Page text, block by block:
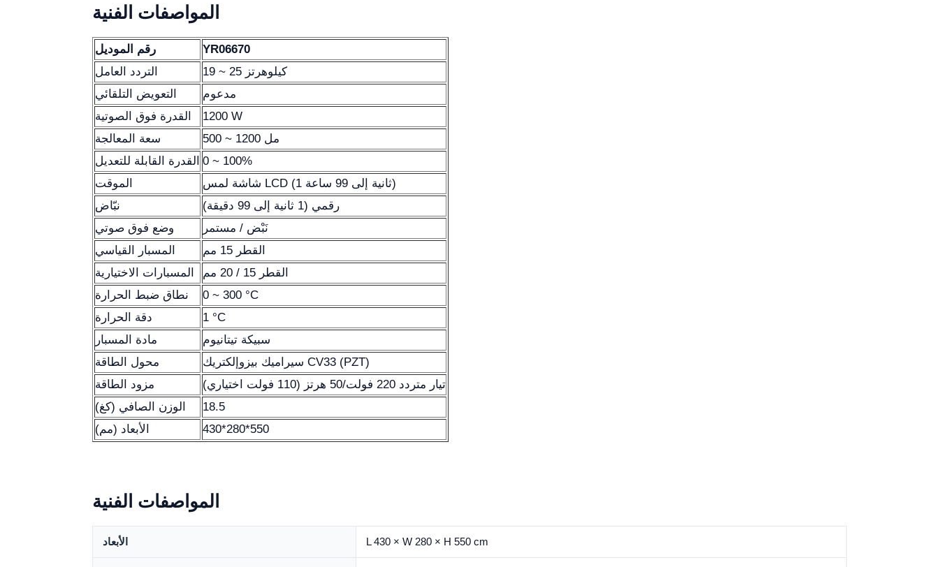
المواصفات الفنية
رقم الموديل
YR06670
التردد العامل
19 ~ 25 كيلوهرتز
التعويض التلقائي
مدعوم
القدرة فوق الصوتية
1200 W
سعة المعالجة
500 ~ 1200 مل
القدرة القابلة للتعديل 0 ~ 100%
الموقت
شاشة لمس LCD (1 ثانية إلى 99 ساعة)
نبّاض
رقمي (1 ثانية إلى 99 دقيقة)
وضع فوق صوتي
نَبْض / مستمر
المسبار القياسي
القطر 15 مم
المسبارات الاختيارية
القطر 15 / 20 مم
نطاق ضبط الحرارة
0 ~ 300 °C
دقة الحرارة
1 °C
مادة المسبار
سبيكة تيتانيوم
محول الطاقة
سيراميك بيزوإلكتريك CV33 (PZT)
مزود الطاقة
تيار متردد 220 فولت/50 هرتز (110 فولت اختياري)
الوزن الصافي (كغ)
18.5
الأبعاد (مم)
430*280*550
المواصفات الفنية
الأبعاد L 430 × W 280 × H 550 cm